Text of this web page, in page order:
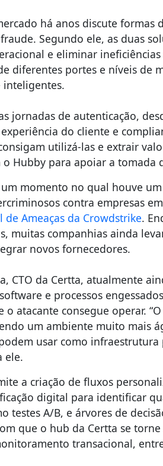
há anos discute
Segundo ele, as duas
e eliminar
diferentes portes e níveis de
inteligentes.
jornadas de autenticação,
do cliente e
utilizá-las e extrair
Hubby para apoiar a tomada
momento no qual houve
contra empresas
de Ameaças da Crowdstrike.
muitas companhias ainda
novos fornecedores.
CTO da Certta, atualmente
e processos
atacante consegue operar.
um ambiente muito mais
usar como infraestrutura
ele.
a criação de fluxos
digital para identificar
testes A/B, e árvores de
que o hub da Certta se
transacional,